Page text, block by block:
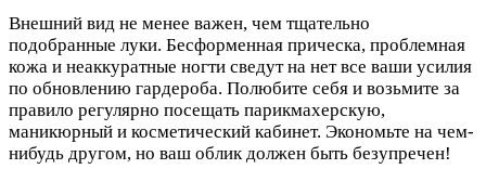
Внешний вид не менее важен, чем тщательно
подобранные луки. Бесформенная прическа, проблемная
кожа и неаккуратные ногти сведут на нет все ваши усилия
по обновлению гардероба. Полюбите себя и возьмите за
правило регулярно посещать парикмахерскую,
маникюрный и косметический кабинет. Экономьте на чем-
нибудь другом, но ваш облик должен быть безупречен!